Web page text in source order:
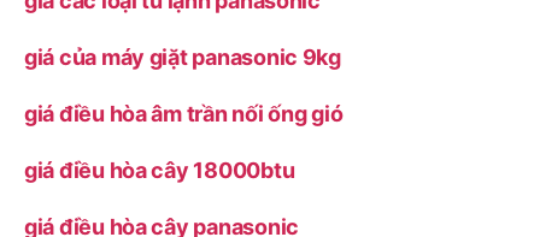
giá của máy giặt panasonic 9kg
giá điều hòa âm trần nối ống gió
giá điều hòa cây 18000btu
giá điều hòa cây panasonic